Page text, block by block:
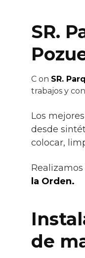
SR.
C on SR.
trabajos y
Los
desde
colocar,
la Orden.
de